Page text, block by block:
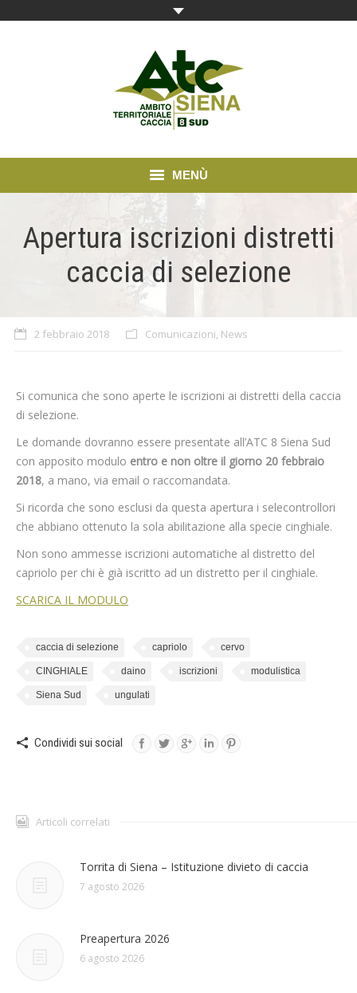
MENÙ
News e comunicazioni
Modulistica
Cartografia
Fauna
PREVENZIONE e RISARCIMENTO
DANNI
Contatti
Apertura iscrizioni distretti
caccia di selezione
2 febbraio 2018 Comunicazioni, News
Si comunica che sono aperte le iscrizioni ai distretti della caccia
di selezione.
Le domande dovranno essere presentate all’ATC 8 Siena Sud
con apposito modulo entro e non oltre il giorno 20 febbraio
2018, a mano, via email o raccomandata.
Si ricorda che sono esclusi da questa apertura i selecontrollori
che abbiano ottenuto la sola abilitazione alla specie cinghiale.
Non sono ammesse iscrizioni automatiche al distretto del
capriolo per chi è già iscritto ad un distretto per il cinghiale.
SCARICA IL MODULO
caccia di selezione capriolo cervo
CINGHIALE daino iscrizioni modulistica
Siena Sud ungulati
Condividi sui social
Articoli correlati
Torrita di Siena – Istituzione divieto di caccia
7 agosto 2026
Preapertura 2026
6 agosto 2026